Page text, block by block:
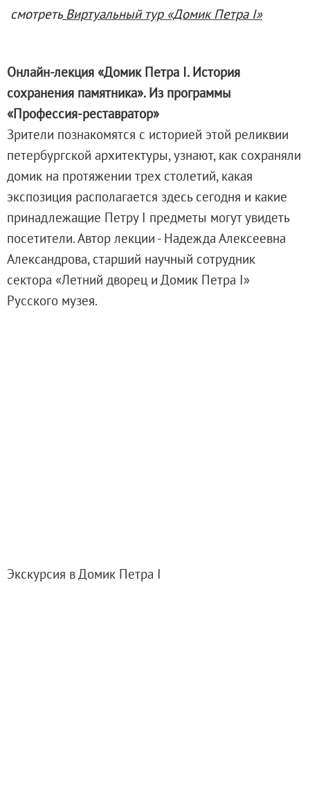
Дирекция
Корпус Бенуа
Михайловский (Инженерный) замок
Мраморный дворец
Строгановский дворец
Домик Петра I
Летний дворец Петра I
Летний сад
Михайловский сад
Западный павильон Михайловского
Восточный павильон Михайловского
Филиал в Кемерово
Клуб Друзей Русского музея
Древнерусское искусство
смотреть Виртуальный тур «Домик Петра I»
Онлайн-лекция «Домик Петра I. История
сохранения памятника». Из программы
«Профессия-реставратор»
Зрители познакомятся с историей этой реликвии
петербургской архитектуры, узнают, как сохраняли
домик на протяжении трех столетий, какая
экспозиция располагается здесь сегодня и какие
принадлежащие Петру I предметы могут увидеть
посетители. Автор лекции - Надежда Алексеевна
Александрова, старший научный сотрудник
сектора «Летний дворец и Домик Петра I»
Русского музея.
Экскурсия в Домик Петра I